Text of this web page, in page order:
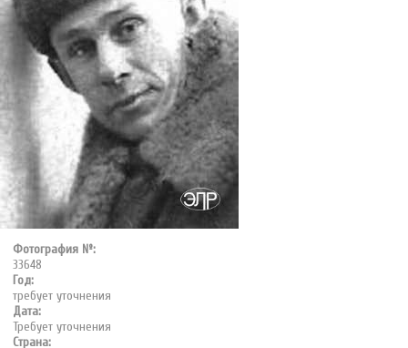
Фотография №:
33648
Год:
требует уточнения
Дата:
Требует уточнения
Страна: